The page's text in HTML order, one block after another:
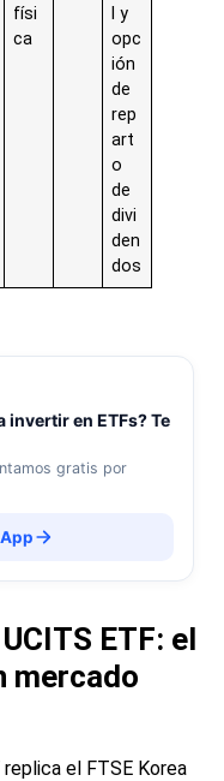
físi
ca
l y
opc
ión
de
rep
art
o
de
divi
den
dos
invertir en ETFs? Te
gratis por
ETF: el
mercado
replica el FTSE Korea